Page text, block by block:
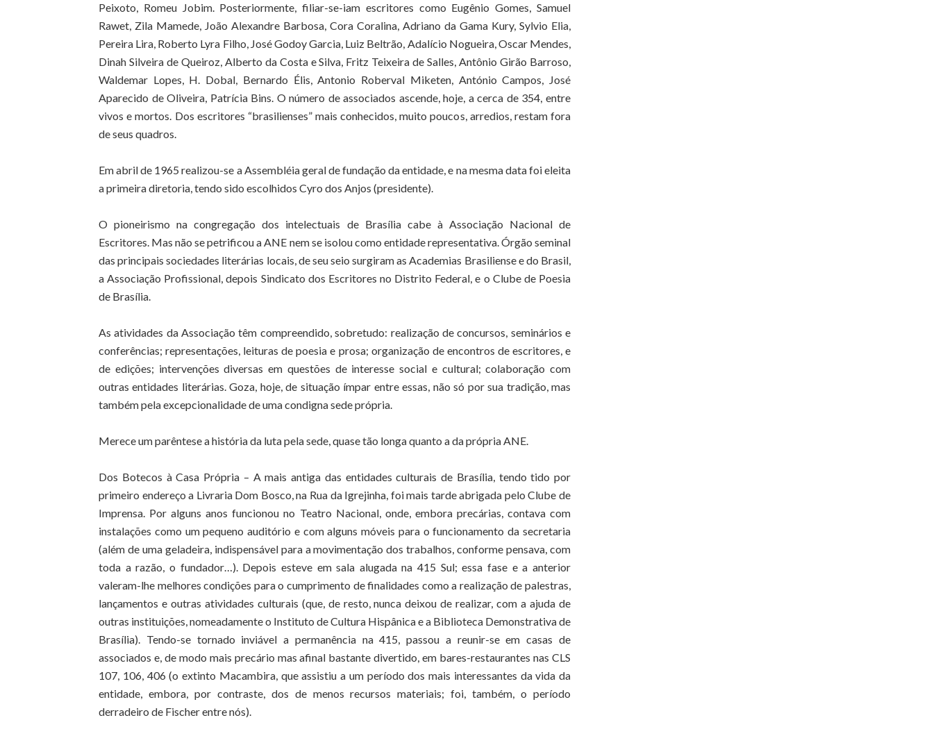
Peixoto, Romeu Jobim. Posteriormente, filiar-se-iam escritores como Eugênio Gomes, Samuel
Rawet, Zila Mamede, João Alexandre Barbosa, Cora Coralina, Adriano da Gama Kury, Sylvio Elia,
Pereira Lira, Roberto Lyra Filho, José Godoy Garcia, Luiz Beltrão, Adalício Nogueira, Oscar Mendes,
Dinah Silveira de Queiroz, Alberto da Costa e Silva, Fritz Teixeira de Salles, Antônio Girão Barroso,
Waldemar Lopes, H. Dobal, Bernardo Élis, Antonio Roberval Miketen, António Campos, José
Aparecido de Oliveira, Patrícia Bins. O número de associados ascende, hoje, a cerca de 354, entre
vivos e mortos. Dos escritores “brasilienses” mais conhecidos, muito poucos, arredios, restam fora
de seus quadros.
Em abril de 1965 realizou-se a Assembléia geral de fundação da entidade, e na mesma data foi eleita
a primeira diretoria, tendo sido escolhidos Cyro dos Anjos (presidente).
O pioneirismo na congregação dos intelectuais de Brasília cabe à Associação Nacional de
Escritores. Mas não se petrificou a ANE nem se isolou como entidade representativa. Órgão seminal
das principais sociedades literárias locais, de seu seio surgiram as Academias Brasiliense e do Brasil,
a Associação Profissional, depois Sindicato dos Escritores no Distrito Federal, e o Clube de Poesia
de Brasília.
As atividades da Associação têm compreendido, sobretudo: realização de concursos, seminários e
conferências; representações, leituras de poesia e prosa; organização de encontros de escritores, e
de edições; intervenções diversas em questões de interesse social e cultural; colaboração com
outras entidades literárias. Goza, hoje, de situação ímpar entre essas, não só por sua tradição, mas
também pela excepcionalidade de uma condigna sede própria.
Merece um parêntese a história da luta pela sede, quase tão longa quanto a da própria ANE.
Dos Botecos à Casa Própria – A mais antiga das entidades culturais de Brasília, tendo tido por
primeiro endereço a Livraria Dom Bosco, na Rua da Igrejinha, foi mais tarde abrigada pelo Clube de
Imprensa. Por alguns anos funcionou no Teatro Nacional, onde, embora precárias, contava com
instalações como um pequeno auditório e com alguns móveis para o funcionamento da secretaria
(além de uma geladeira, indispensável para a movimentação dos trabalhos, conforme pensava, com
toda a razão, o fundador…). Depois esteve em sala alugada na 415 Sul; essa fase e a anterior
valeram-lhe melhores condições para o cumprimento de finalidades como a realização de palestras,
lançamentos e outras atividades culturais (que, de resto, nunca deixou de realizar, com a ajuda de
outras instituições, nomeadamente o Instituto de Cultura Hispânica e a Biblioteca Demonstrativa de
Brasília). Tendo-se tornado inviável a permanência na 415, passou a reunir-se em casas de
associados e, de modo mais precário mas afinal bastante divertido, em bares-restaurantes nas CLS
107, 106, 406 (o extinto Macambira, que assistiu a um período dos mais interessantes da vida da
entidade, embora, por contraste, dos de menos recursos materiais; foi, também, o período
derradeiro de Fischer entre nós).